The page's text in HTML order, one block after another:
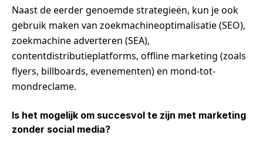
Naast de eerder genoemde strategieën, kun je ook
gebruik maken van zoekmachineoptimalisatie (SEO),
zoekmachine adverteren (SEA),
contentdistributieplatforms, offline marketing (zoals
flyers, billboards, evenementen) en mond-tot-
mondreclame.
Is het mogelijk om succesvol te zijn met marketing
zonder social media?